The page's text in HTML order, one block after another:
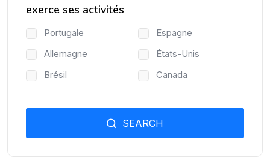
exerce ses activités
Portugale
Espagne
Allemagne
États-Unis
Brésil
Canada
SEARCH